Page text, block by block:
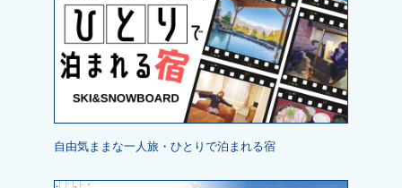
自由気ままな一人旅・ひとりで泊まれる宿